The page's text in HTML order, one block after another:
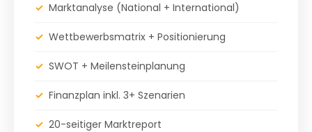
✓ Marktanalyse (National + International)
✓ Wettbewerbsmatrix + Positionierung
✓ SWOT + Meilensteinplanung
✓ Finanzplan inkl. 3+ Szenarien
✓ 20-seitiger Marktreport